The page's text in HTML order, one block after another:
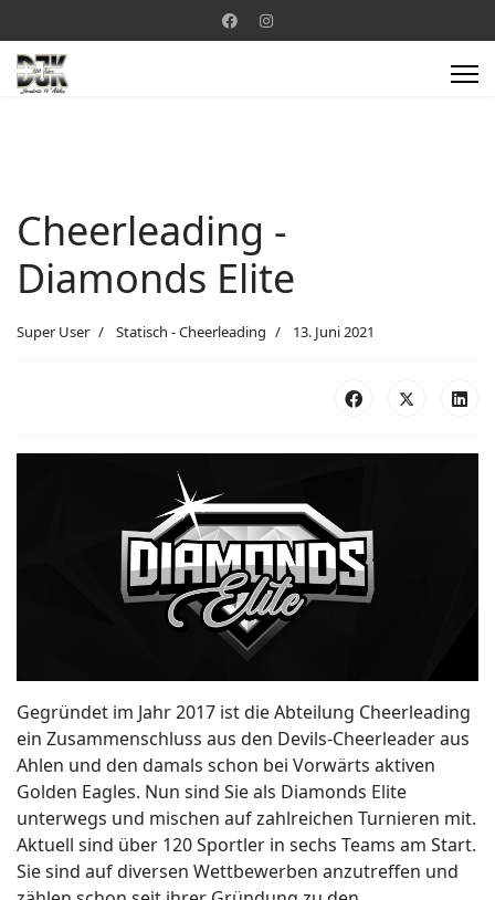
Cheerleading -
Diamonds Elite
Super User Statisch - Cheerleading 13. Juni 2021
Gegründet im Jahr 2017 ist die Abteilung Cheerleading
ein Zusammenschluss aus den Devils-Cheerleader aus
Ahlen und den damals schon bei Vorwärts aktiven
Golden Eagles. Nun sind Sie als Diamonds Elite
unterwegs und mischen auf zahlreichen Turnieren mit.
Aktuell sind über 120 Sportler in sechs Teams am Start.
Sie sind auf diversen Wettbewerben anzutreffen und